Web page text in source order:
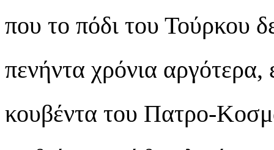
που το πόδι του Τούρκου
πενήντα χρόνια
κουβέντα του Πατρο-